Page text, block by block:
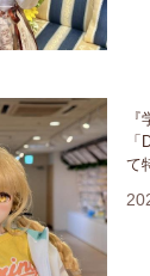
て